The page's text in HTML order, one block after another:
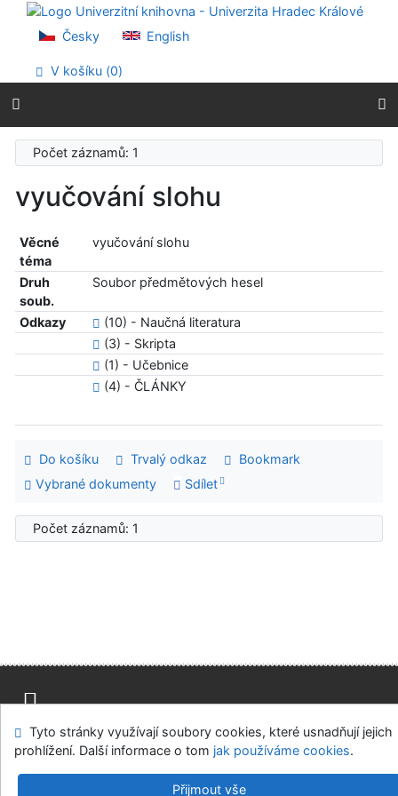
Přejít na obsah
Přejít na menu
Prohlášení o webové přístupnosti
Česky English
V košíku (0)
Počet záznamů: 1
vyučování slohu
Věcné
téma
vyučování slohu
Druh
soub.
Soubor předmětových hesel
Odkazy
(10) - Naučná literatura
(3) - Skripta
(1) - Učebnice
(4) - ČLÁNKY
Do košíku Trvalý odkaz
Bookmark
Vybrané dokumenty
Sdílet
Počet záznamů: 1
Mapa stránek Přístupnost
Soukromí
Modul OpenSearch
Napište nám Nastavení cookies
Tyto stránky využívají soubory cookies, které usnadňují jejich
prohlížení. Další informace o tom jak používáme cookies.
Přijmout vše